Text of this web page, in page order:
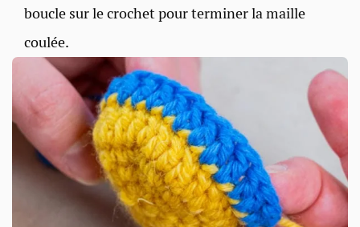
boucle sur le crochet pour terminer la maille
coulée.